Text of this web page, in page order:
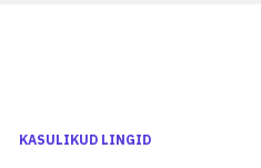
KASULIKUD LINGID